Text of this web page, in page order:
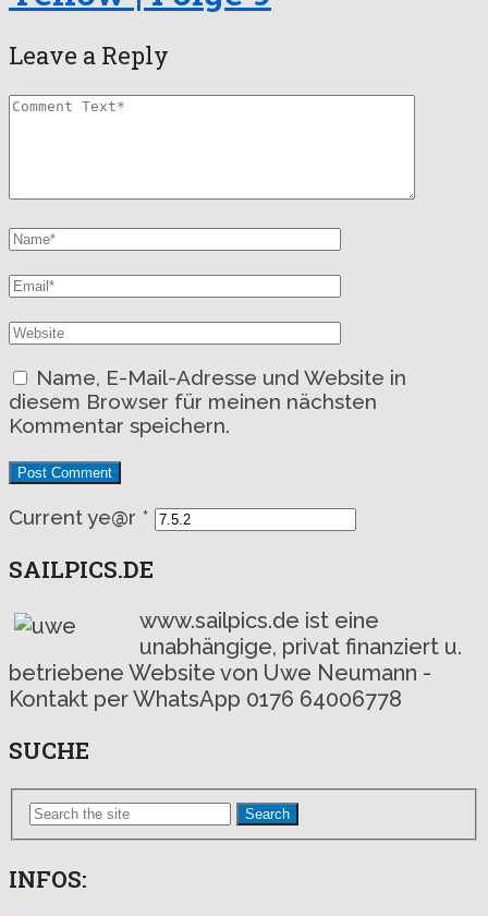
Leave a Reply
Name, E-Mail-Adresse und Website in
diesem Browser für meinen nächsten
Kommentar speichern.
Current ye@r *
SAILPICS.DE
www.sailpics.de ist eine
unabhängige, privat finanziert u.
betriebene Website von Uwe Neumann -
Kontakt per WhatsApp 0176 64006778
SUCHE
Search
INFOS: